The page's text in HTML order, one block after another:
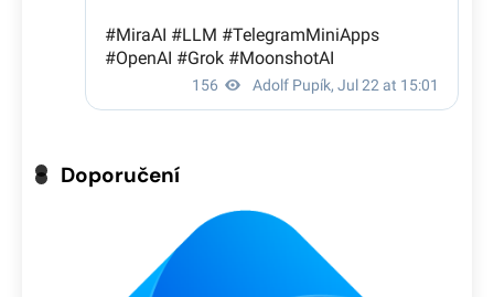
Doporučení